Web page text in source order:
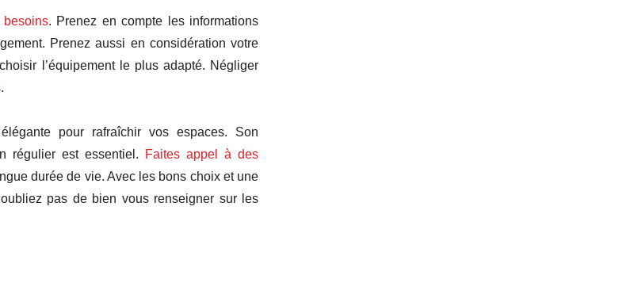
besoins. Prenez en compte les informations
Prenez aussi en considération votre
l’équipement le plus adapté. Négliger
pour rafraîchir vos espaces. Son
régulier est essentiel.
Faites appel à des
durée de vie. Avec les bons choix et une
pas de bien vous renseigner sur les